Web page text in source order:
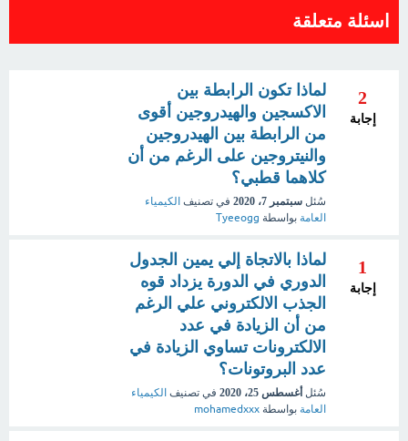
اسئلة متعلقة
2
إجابة
لماذا تكون الرابطة بين
الاكسجين والهيدروجين أقوى
من الرابطة بين الهيدروجين
والنيتروجين على الرغم من أن
كلاهما قطبي؟
سُئل سبتمبر 7، 2020 في تصنيف الكيمياء
العامة بواسطة Tyeeogg
1
إجابة
لماذا بالاتجاة إلي يمين الجدول
الدوري في الدورة يزداد قوه
الجذب الالكتروني علي الرغم
من أن الزيادة في عدد
الالكترونات تساوي الزيادة في
عدد البروتونات؟
سُئل أغسطس 25، 2020 في تصنيف الكيمياء
العامة بواسطة mohamedxxx